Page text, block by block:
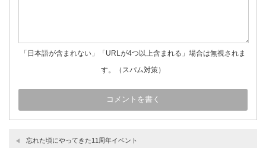
「日本語が含まれない」「URLが4つ以上含まれる」場合は無視されま
す。（スパム対策）
忘れた頃にやってきた11周年イベント